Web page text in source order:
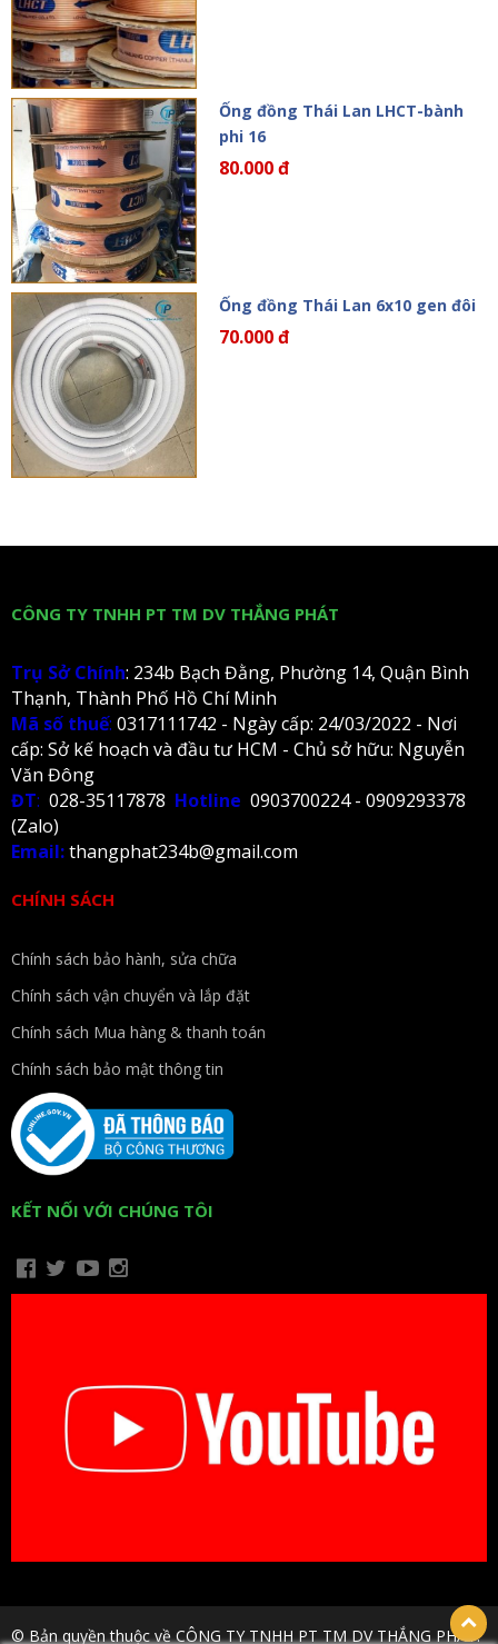
Ống đồng Thái Lan LHCT-bành
phi 16
80.000 đ
Ống đồng Thái Lan 6x10 gen đôi
70.000 đ
CÔNG TY TNHH PT TM DV THẮNG PHÁT
Trụ Sở Chính: 234b Bạch Đằng, Phường 14, Quận Bình
Thạnh, Thành Phố Hồ Chí Minh
Mã số thuế: 0317111742 - Ngày cấp: 24/03/2022 - Nơi
cấp: Sở kế hoạch và đầu tư HCM - Chủ sở hữu: Nguyễn
Văn Đông
ĐT: 028-35117878 Hotline 0903700224 - 0909293378
(Zalo)
Email:thangphat234b@gmail.com
CHÍNH SÁCH
Chính sách bảo hành, sửa chữa
Chính sách vận chuyển và lắp đặt
Chính sách Mua hàng & thanh toán
Chính sách bảo mật thông tin
KẾT NỐI VỚI CHÚNG TÔI
© Bản quyền thuộc về CÔNG TY TNHH PT TM DV THẮNG PHÁT.